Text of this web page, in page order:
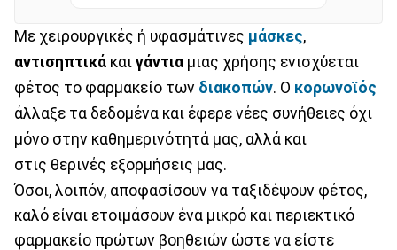
Με χειρουργικές ή υφασμάτινες μάσκες,
αντισηπτικά και γάντια μιας χρήσης ενισχύεται
φέτος το φαρμακείο των διακοπών. Ο κορωνοϊός
άλλαξε τα δεδομένα και έφερε νέες συνήθειες όχι
μόνο στην καθημερινότητά μας, αλλά και
στις θερινές εξορμήσεις μας.
Όσοι, λοιπόν, αποφασίσουν να ταξιδέψουν φέτος,
καλό είναι ετοιμάσουν ένα μικρό και περιεκτικό
φαρμακείο πρώτων βοηθειών ώστε να είστε